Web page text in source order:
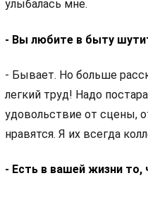
улыбалась мне.
- Вы любите в быту
- Бывает. Но больше
легкий труд! Надо
удовольствие от сцены,
нравятся. Я их всегда
- Есть в вашей жизни то,